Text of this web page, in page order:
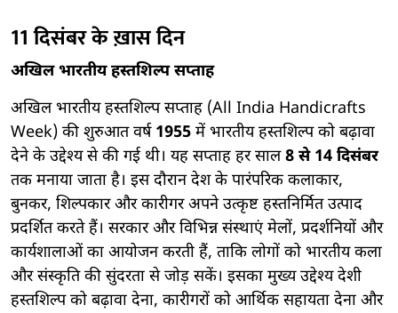
11 दिसंबर के ख़ास दिन
अखिल भारतीय हस्तशिल्प सप्ताह
अखिल भारतीय हस्तशिल्प सप्ताह (All India Handicrafts
Week) की शुरुआत वर्ष 1955 में भारतीय हस्तशिल्प को बढ़ावा
देने के उद्देश्य से की गई थी। यह सप्ताह हर साल8 से 14 दिसंबर
तक मनाया जाता है। इस दौरान देश के पारंपरिक कलाकार,
बुनकर, शिल्पकार और कारीगर अपने उत्कृष्ट हस्तनिर्मित उत्पाद
प्रदर्शित करते हैं। सरकार और विभिन्न संस्थाएं मेलों, प्रदर्शनियों और
कार्यशालाओं का आयोजन करती हैं, ताकि लोगों को भारतीय कला
और संस्कृति की सुंदरता से जोड़ सकें। इसका मुख्य उद्देश्य देशी
हस्तशिल्प को बढ़ावा देना, कारीगरों को आर्थिक सहायता देना और